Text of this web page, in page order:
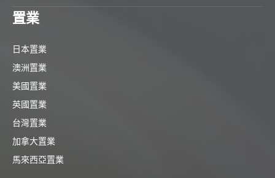
置業
日本置業
澳洲置業
美國置業
英國置業
台灣置業
加拿大置業
馬來西亞置業